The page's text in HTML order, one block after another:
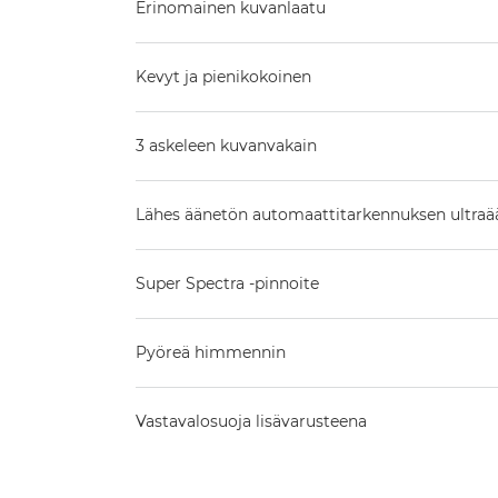
Erinomainen kuvanlaatu
Kevyt ja pienikokoinen
3 askeleen kuvanvakain
Lähes äänetön automaattitarkennuksen
Super Spectra -pinnoite
Pyöreä himmennin
Vastavalosuoja lisävarusteena